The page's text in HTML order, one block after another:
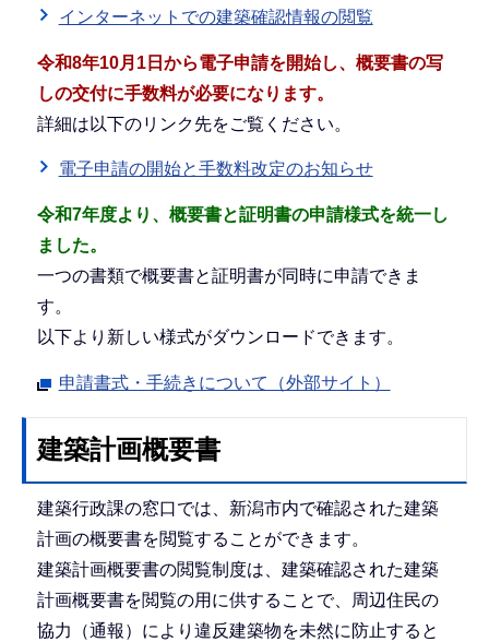
インターネットでの建築確認情報の閲覧
令和8年10月1日から電子申請を開始し、概要書の写
しの交付に手数料が必要になります。
詳細は以下のリンク先をご覧ください。
電子申請の開始と手数料改定のお知らせ
令和7年度より、概要書と証明書の申請様式を統一し
ました。
一つの書類で概要書と証明書が同時に申請できま
す。
以下より新しい様式がダウンロードできます。
申請書式・手続きについて（外部サイト）
建築計画概要書
建築行政課の窓口では、新潟市内で確認された建築
計画の概要書を閲覧することができます。
建築計画概要書の閲覧制度は、建築確認された建築
計画概要書を閲覧の用に供することで、周辺住民の
協力（通報）により違反建築物を未然に防止すると